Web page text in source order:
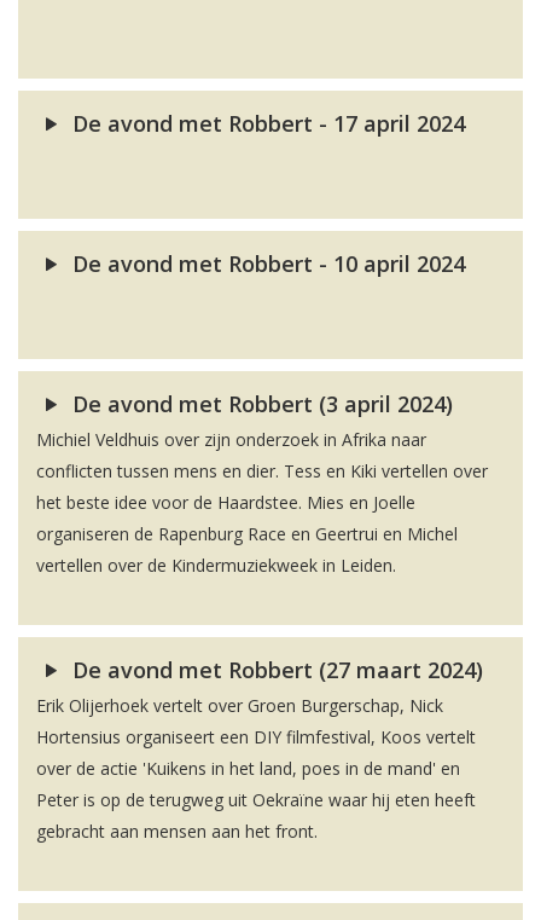
De avond met Robbert - 17 april 2024
De avond met Robbert - 10 april 2024
De avond met Robbert (3 april 2024)
Michiel Veldhuis over zijn onderzoek in Afrika naar
conflicten tussen mens en dier. Tess en Kiki vertellen over
het beste idee voor de Haardstee. Mies en Joelle
organiseren de Rapenburg Race en Geertrui en Michel
vertellen over de Kindermuziekweek in Leiden.
De avond met Robbert (27 maart 2024)
Erik Olijerhoek vertelt over Groen Burgerschap, Nick
Hortensius organiseert een DIY filmfestival, Koos vertelt
over de actie 'Kuikens in het land, poes in de mand' en
Peter is op de terugweg uit Oekraïne waar hij eten heeft
gebracht aan mensen aan het front.